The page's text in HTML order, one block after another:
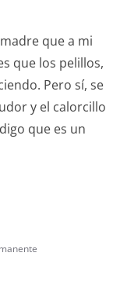
que a mi
que los pelillos,
Pero sí, se
y el calorcillo
que es un